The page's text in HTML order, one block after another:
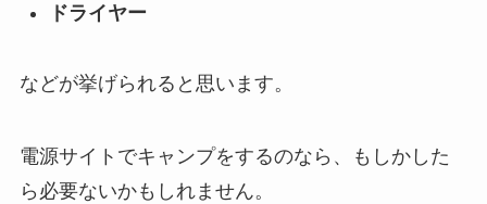
ドライヤー
などが挙げられると思います。
電源サイトでキャンプをするのなら、もしかした
ら必要ないかもしれません。